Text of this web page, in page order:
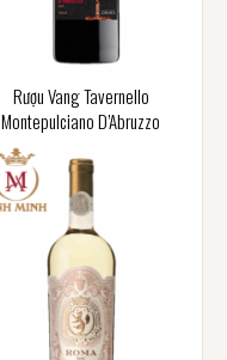
Rượu Vang Tavernello
Montepulciano D’Abruzzo